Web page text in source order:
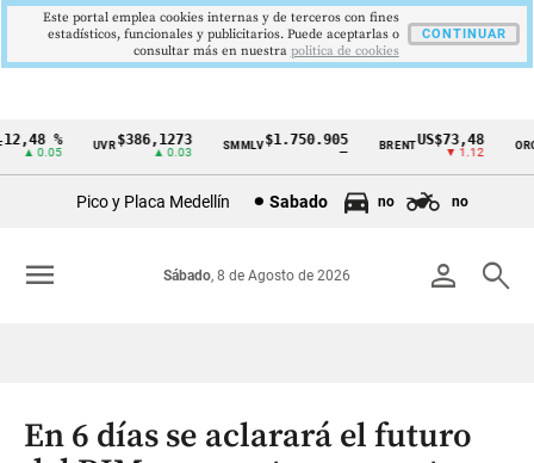
Cintillo
Colombia
%
▲ 0.05
UVR$386,1273
▲ 0.03
SMMLV$1.750.905 BRENTUS$73,48
▼ 1.12
ORO
Pico y Placa Medellín Sabado no no
person search
Sábado, 8 de Agosto de 2026
menu
En 6 días se aclarará el futuro
Este portal emplea cookies internas y de terceros con fines
estadísticos, funcionales y publicitarios. Puede aceptarlas o
consultar más en nuestra politica de cookies
CONTINUAR